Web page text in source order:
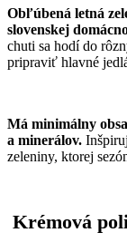
Obľúbená letná
slovenskej
chuti sa hodí do
pripraviť hlavné
Má minimálny
a minerálov.
zeleniny, ktorej
Krémová